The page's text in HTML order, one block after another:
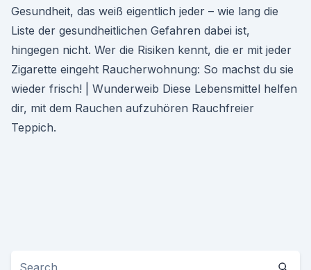
Gesundheit, das weiß eigentlich jeder – wie lang die
Liste der gesundheitlichen Gefahren dabei ist,
hingegen nicht. Wer die Risiken kennt, die er mit jeder
Zigarette eingeht Raucherwohnung: So machst du sie
wieder frisch! | Wunderweib Diese Lebensmittel helfen
dir, mit dem Rauchen aufzuhören Rauchfreier
Teppich.